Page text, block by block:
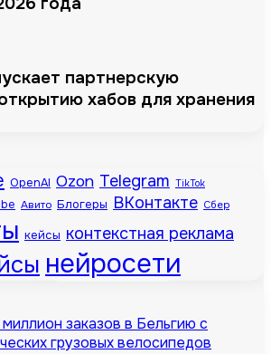
партнерскую
хабов для хранения
OpenAI Ozon Telegram TikTok
Авито Блогеры ВКонтакте Сбер
кейсы контекстная реклама
нейросети
заказов в Бельгию с
грузовых велосипедов